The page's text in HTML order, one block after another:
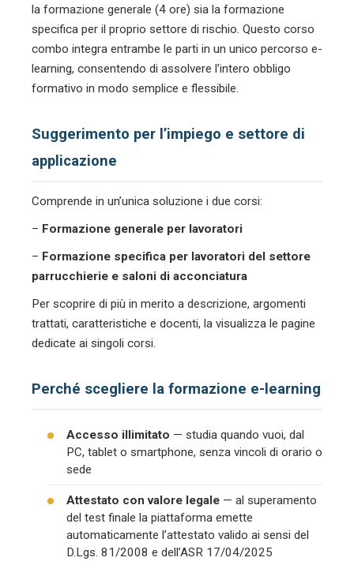
la formazione generale (4 ore) sia la formazione
specifica per il proprio settore di rischio. Questo corso
combo integra entrambe le parti in un unico percorso e-
learning, consentendo di assolvere l’intero obbligo
formativo in modo semplice e flessibile.
Suggerimento per l’impiego e settore di
applicazione
Comprende in un’unica soluzione i due corsi:
– Formazione generale per lavoratori
– Formazione specifica per lavoratori del settore
parrucchierie e saloni di acconciatura
Per scoprire di più in merito a descrizione, argomenti
trattati, caratteristiche e docenti, la visualizza le pagine
dedicate ai singoli corsi.
Perché scegliere la formazione e-learning
Accesso illimitato — studia quando vuoi, dal
PC, tablet o smartphone, senza vincoli di orario o
sede
Attestato con valore legale — al superamento
del test finale la piattaforma emette
automaticamente l’attestato valido ai sensi del
D.Lgs. 81/2008 e dell’ASR 17/04/2025